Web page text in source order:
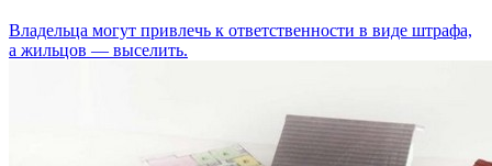
Владельца могут привлечь к ответственности в виде штрафа,
а жильцов — выселить.